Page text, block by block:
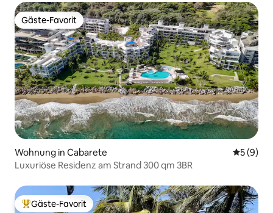
Gäste-Favorit
Gäste-Favorit
Wohnung in Cabarete
5 (9)
Luxuriöse Residenz am Strand 300 qm 3BR
Beliebter Gäste-Favorit.
Gäste-Favorit